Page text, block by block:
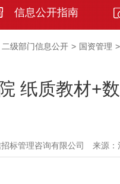
信息公开指南
二级部门信息公开 > 国资管理 >
纸质教材+
标管理咨询有限公司 来源：